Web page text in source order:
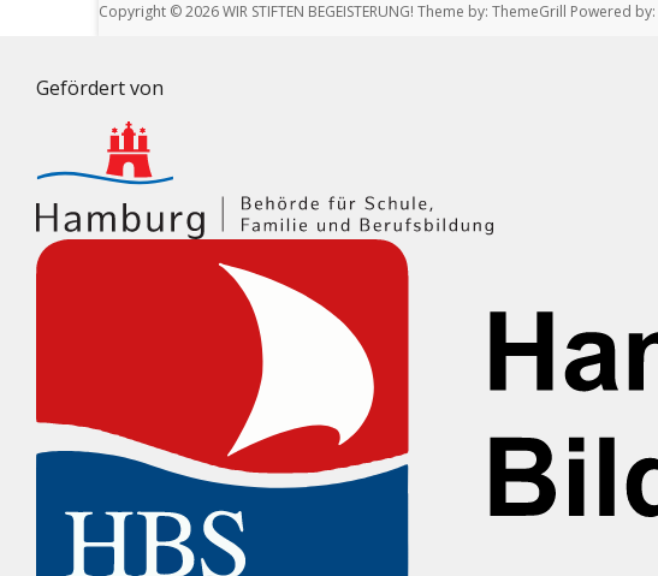
Copyright © 2026WIR STIFTEN BEGEISTERUNG! Theme by: ThemeGrill Powered by:
Gefördert von